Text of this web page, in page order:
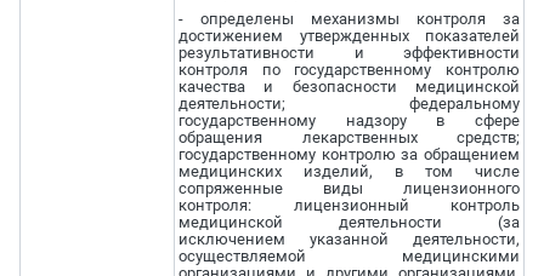
- определены механизмы контроля за
достижением утвержденных показателей
результативности и эффективности
контроля по государственному контролю
качества и безопасности медицинской
деятельности; федеральному
государственному надзору в сфере
обращения лекарственных средств;
государственному контролю за обращением
медицинских изделий, в том числе
сопряженные виды лицензионного
контроля: лицензионный контроль
медицинской деятельности (за
исключением указанной деятельности,
осуществляемой медицинскими
организациями и другими организациями,